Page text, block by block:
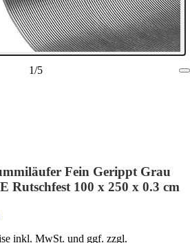
1/5
Fein Gerippt Grau
Rutschfest 100 x 250 x 0.3 cm
inkl. MwSt. und ggf. zzgl.